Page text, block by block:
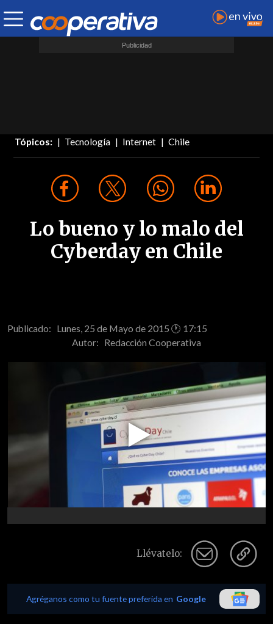
Tópicos: Tecnología Internet Chile
Lo bueno y lo malo del
Cyberday en Chile
Publicado: Lunes, 25 de Mayo de 2015 🕐 17:15
Autor: Redacción Cooperativa
Play
Video
Llévatelo:
Agréganos como tu fuente preferida en Google